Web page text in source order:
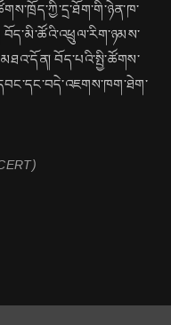
བོད་པའི་སྤྱི་ཚོགས་